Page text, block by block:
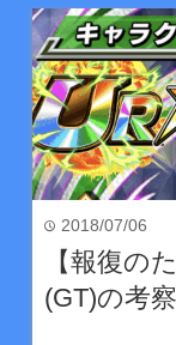
time 2018/07/06
【報復の
(GT)の考察